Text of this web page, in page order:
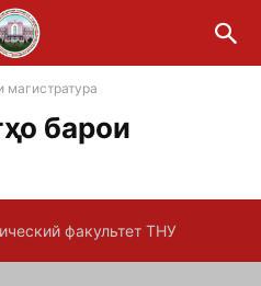
магистратура
барои
факультет ТНУ